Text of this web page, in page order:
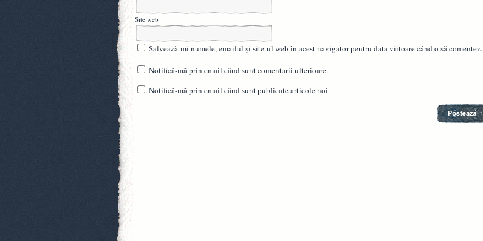
Site web
Salvează-mi numele, emailul și site-ul web în acest navigator pentru data viitoare când o să comentez.
Notifică-mă prin email când sunt comentarii ulterioare.
Notifică-mă prin email când sunt publicate articole noi.